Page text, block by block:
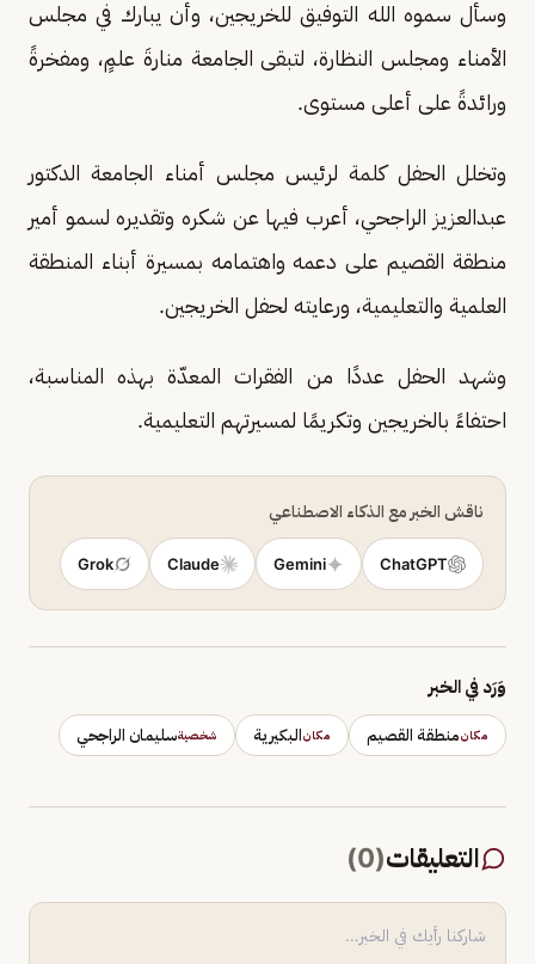
وسأل سموه الله التوفيق للخريجين، وأن يبارك في مجلس
الأمناء ومجلس النظارة، لتبقى الجامعة منارةَ علمٍ، ومفخرةً
ورائدةً على أعلى مستوى.
وتخلل الحفل كلمة لرئيس مجلس أمناء الجامعة الدكتور
عبدالعزيز الراجحي، أعرب فيها عن شكره وتقديره لسمو أمير
منطقة القصيم على دعمه واهتمامه بمسيرة أبناء المنطقة
العلمية والتعليمية، ورعايته لحفل الخريجين.
وشهد الحفل عددًا من الفقرات المعدّة بهذه المناسبة،
احتفاءً بالخريجين وتكريمًا لمسيرتهم التعليمية.
ناقش الخبر مع الذكاء الاصطناعي
ChatGPT
Gemini
Claude
Grok
وَرَد في الخبر
مكانمنطقة القصيم مكانالبكيرية شخصيةسليمان الراجحي
التعليقات(
0
)